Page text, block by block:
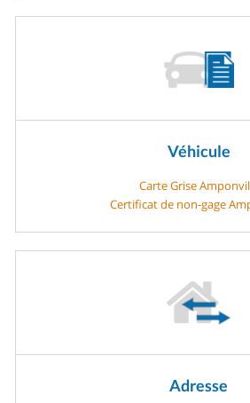
Véhicule
Carte Grise
Certificat de non-gage
Adresse